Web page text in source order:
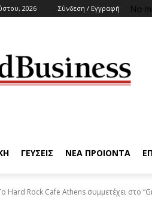
2026 Σύνδεση / Εγγραφή No
ΓΕΥΣΕΙΣ ΝΕΑ ΠΡΟΙΟΝΤΑ
Hard Rock Cafe Athens συμμετέχει στο